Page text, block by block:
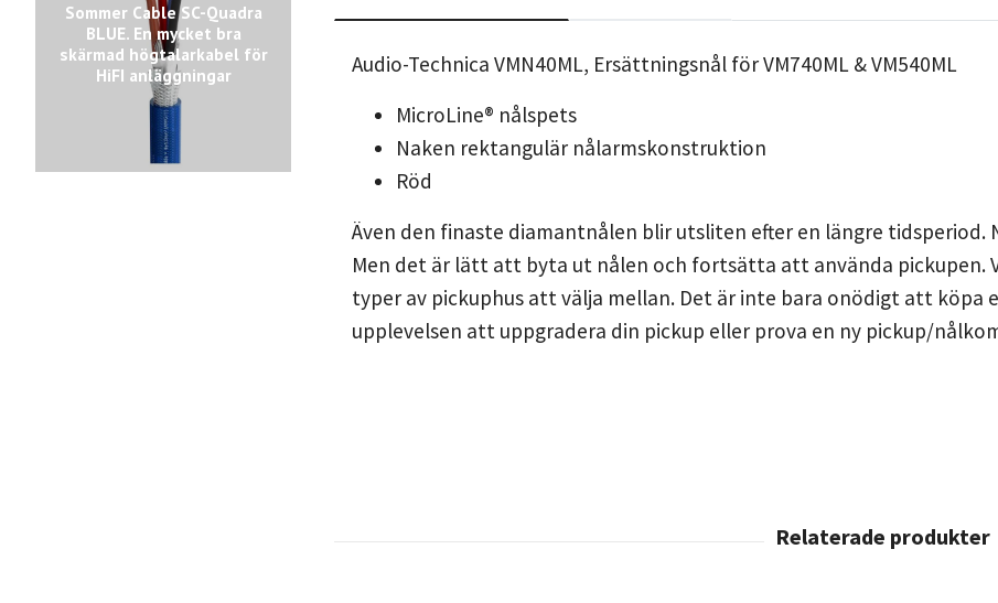
Sommer Cable SC-Quadra
BLUE. En mycket bra
skärmad högtalarkabel för
HiFI anläggningar
Audio-Technica VMN40ML, Ersättningsnål för VM740ML & VM540ML
MicroLine® nålspets
Naken rektangulär nålarmskonstruktion
Röd
Även den finaste diamantnålen blir utsliten efter en längre tidsperiod.
Men det är lätt att byta ut nålen och fortsätta att använda pickupen.
typer av pickuphus att välja mellan. Det är inte bara onödigt att köpa
upplevelsen att uppgradera din pickup eller prova en ny pickup/